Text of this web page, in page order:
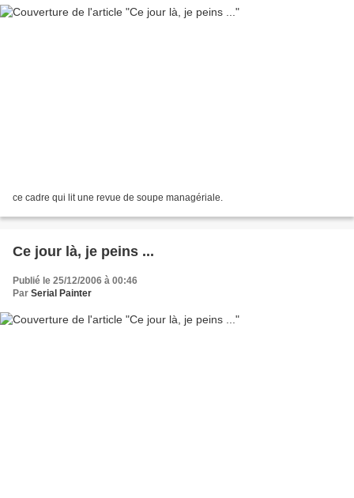
ce cadre qui lit une revue de soupe managériale.
Ce jour là, je peins ...
Publié le 25/12/2006 à 00:46
Par Serial Painter